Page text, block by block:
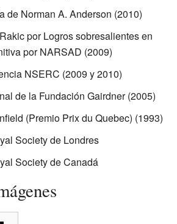
de Norman A. Anderson (2010)
por Logros sobresalientes en
por NARSAD (2009)
NSERC (2009 y 2010)
de la Fundación Gairdner (2005)
(Premio Prix du Quebec) (1993)
Society de Londres
Society de Canadá